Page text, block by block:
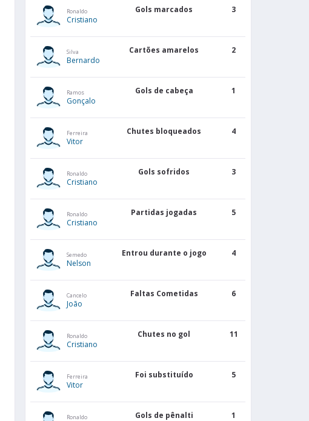
Ronaldo
Cristiano
Gols marcados 3
Silva
Bernardo
Cartões amarelos 2
Ramos
Gonçalo
Gols de cabeça 1
Ferreira
Vitor
Chutes bloqueados 4
Ronaldo
Cristiano
Gols sofridos 3
Ronaldo
Cristiano
Partidas jogadas 5
Semedo
Nelson
Entrou durante o jogo 4
Cancelo
João
Faltas Cometidas 6
Ronaldo
Cristiano
Chutes no gol 11
Ferreira
Vitor
Foi substituído 5
Ronaldo Gols de pênalti 1